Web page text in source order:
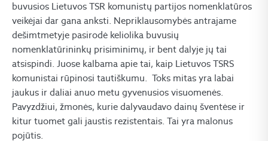
buvusios Lietuvos TSR komunistų partijos nomenklatūros
veikėjai dar gana anksti. Nepriklausomybės antrajame
dešimtmetyje pasirodė keliolika buvusių
nomenklatūrininkų prisiminimų, ir bent dalyje jų tai
atsispindi. Juose kalbama apie tai, kaip Lietuvos TSRS
komunistai rūpinosi tautiškumu. Toks mitas yra labai
jaukus ir daliai anuo metu gyvenusios visuomenės.
Pavyzdžiui, žmonės, kurie dalyvaudavo dainų šventėse ir
kitur tuomet gali jaustis rezistentais. Tai yra malonus
pojūtis.